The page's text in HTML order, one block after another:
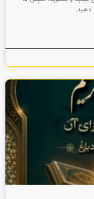
دهيد.